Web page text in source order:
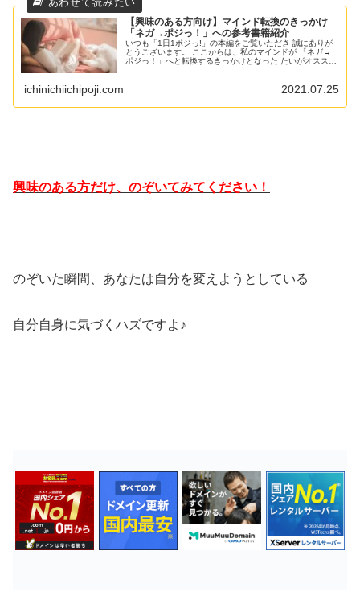
【興味のある方向け】マインド転換のきっかけ
「ネガ→ポジっ！」への参考書籍紹介
いつも「1日1ポジっ!」の本編をご覧いただき 誠にありが
とうございます。 ここからは、私のマインドが 「ネガ→
ポジっ！」へと転換するきっかけとなった たいがオススメ
ichinichiichipoji.com 2021.07.25
興味のある方だけ、のぞいてみてください！
のぞいた瞬間、あなたは自分を変えようとしている
自分自身に気づくハズですよ♪